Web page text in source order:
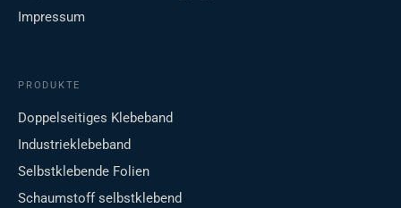
Impressum
PRODUKTE
Doppelseitiges Klebeband
Industrieklebeband
Selbstklebende Folien
Schaumstoff selbstklebend